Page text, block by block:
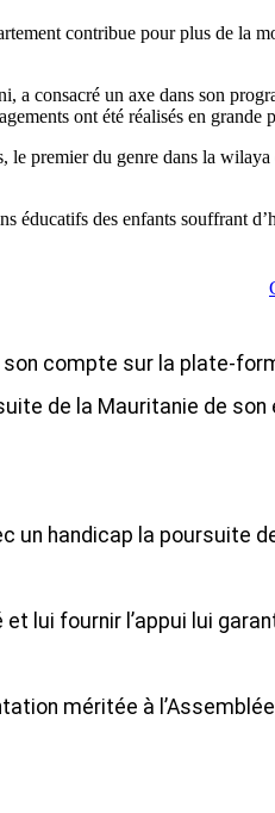
contribue pour plus de la
consacré un axe dans son
ont été réalisés en grande
premier du genre dans la
éducatifs des enfants souffrant
son compte sur la plate-
de la Mauritanie de
un handicap la poursuite
lui fournir l’appui lui
méritée à